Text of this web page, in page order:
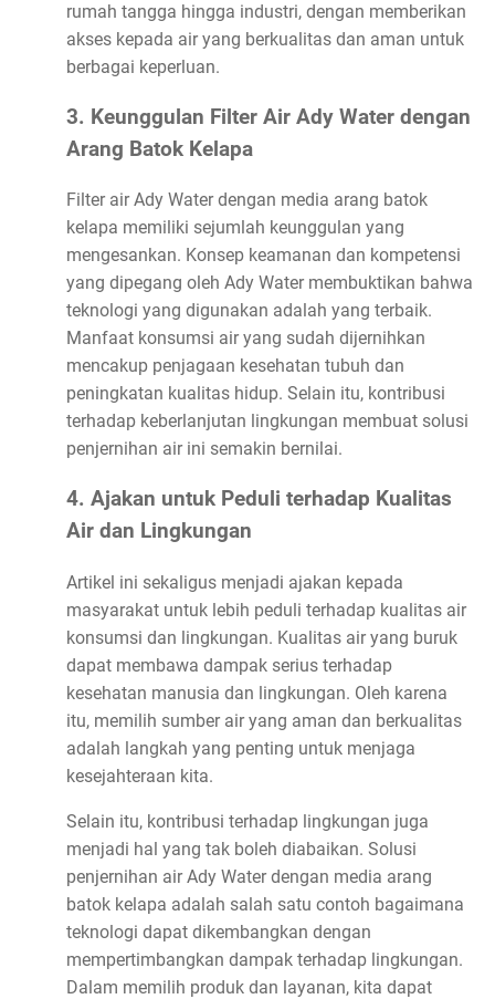
rumah tangga hingga industri, dengan memberikan
akses kepada air yang berkualitas dan aman untuk
berbagai keperluan.
3. Keunggulan Filter Air Ady Water dengan
Arang Batok Kelapa
Filter air Ady Water dengan media arang batok
kelapa memiliki sejumlah keunggulan yang
mengesankan. Konsep keamanan dan kompetensi
yang dipegang oleh Ady Water membuktikan bahwa
teknologi yang digunakan adalah yang terbaik.
Manfaat konsumsi air yang sudah dijernihkan
mencakup penjagaan kesehatan tubuh dan
peningkatan kualitas hidup. Selain itu, kontribusi
terhadap keberlanjutan lingkungan membuat solusi
penjernihan air ini semakin bernilai.
4. Ajakan untuk Peduli terhadap Kualitas
Air dan Lingkungan
Artikel ini sekaligus menjadi ajakan kepada
masyarakat untuk lebih peduli terhadap kualitas air
konsumsi dan lingkungan. Kualitas air yang buruk
dapat membawa dampak serius terhadap
kesehatan manusia dan lingkungan. Oleh karena
itu, memilih sumber air yang aman dan berkualitas
adalah langkah yang penting untuk menjaga
kesejahteraan kita.
Selain itu, kontribusi terhadap lingkungan juga
menjadi hal yang tak boleh diabaikan. Solusi
penjernihan air Ady Water dengan media arang
batok kelapa adalah salah satu contoh bagaimana
teknologi dapat dikembangkan dengan
mempertimbangkan dampak terhadap lingkungan.
Dalam memilih produk dan layanan, kita dapat